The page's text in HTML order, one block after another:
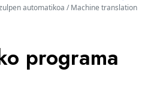
automatikoa / Machine translation
programa